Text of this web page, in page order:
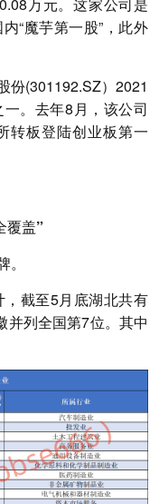
“魔芋第一股”，此外
份(301192.SZ）2021
。去年8月，该公司
转板登陆创业板第一
覆盖”
截至5月底湖北共有
并列全国第7位。其中